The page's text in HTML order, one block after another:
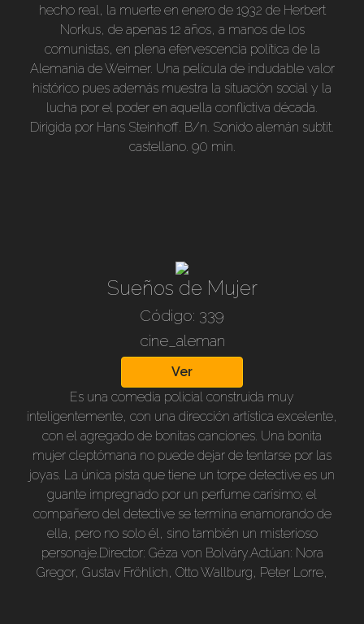
hecho real, la muerte en enero de 1932 de Herbert
Norkus, de apenas 12 años, a manos de los
comunistas, en plena efervescencia política de la
Alemania de Weimer. Una película de indudable valor
histórico pues además muestra la situación social y la
lucha por el poder en aquella conflictiva década.
Dirigida por Hans Steinhoff. B/n. Sonido alemán subtit.
castellano. 90 min.
Sueños de Mujer
Código: 339
cine_aleman
Ver
Es una comedia policial construida muy
inteligentemente, con una dirección artística excelente,
con el agregado de bonitas canciones. Una bonita
mujer cleptómana no puede dejar de tentarse por las
joyas. La única pista que tiene un torpe detective es un
guante impregnado por un perfume carísimo; el
compañero del detective se termina enamorando de
ella, pero no solo él, sino también un misterioso
personaje.Director: Géza von Bolváry.Actúan: Nora
Gregor, Gustav Fröhlich, Otto Wallburg, Peter Lorre,